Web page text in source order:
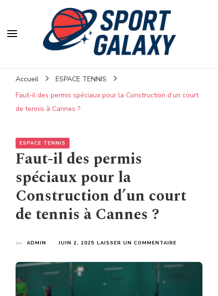
Accueil
ESPACE TENNIS
Faut-il des permis spéciaux pour la Construction d’un court
de tennis à Cannes ?
ESPACE TENNIS
Faut-il des permis
spéciaux pour la
Construction d’un court
de tennis à Cannes ?
par ADMIN JUIN 2, 2025 LAISSER UN COMMENTAIRE
DES